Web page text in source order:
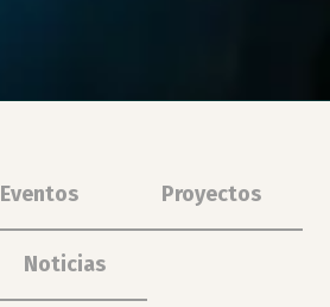
Eventos Proyectos
Noticias